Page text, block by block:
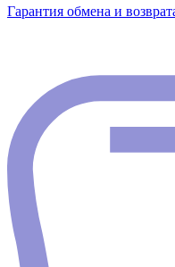
Гарантия обмена и